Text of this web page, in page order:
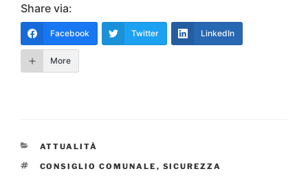
Share via:
Facebook Twitter LinkedIn
More
CATEGORIE
ATTUALITÀ
TAG
CONSIGLIO COMUNALE , SICUREZZA